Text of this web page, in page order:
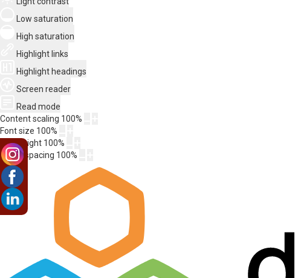
Low saturation
High saturation
Highlight links
Highlight headings
Screen reader
Read mode
Content scaling 100%
Font size 100%
Line height 100%
Letter spacing 100%